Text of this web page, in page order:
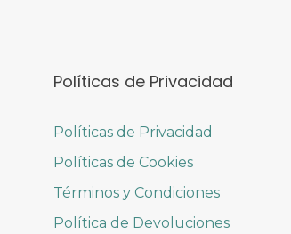
Políticas de Privacidad
Políticas de Privacidad
Políticas de Cookies
Términos y Condiciones
Política de Devoluciones